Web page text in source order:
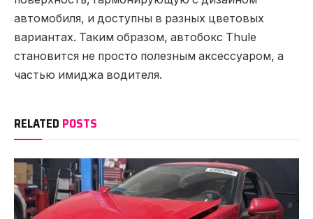
автомобиля, и доступны в разных цветовых
вариантах. Таким образом, автобокс Thule
становится не просто полезным аксессуаром, а
частью имиджа водителя.
RELATED POSTS